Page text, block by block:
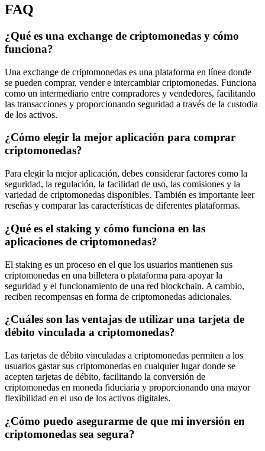
FAQ
¿Qué es una exchange de criptomonedas y cómo
funciona?
Una exchange de criptomonedas es una plataforma en línea donde
se pueden comprar, vender e intercambiar criptomonedas. Funciona
como un intermediario entre compradores y vendedores, facilitando
las transacciones y proporcionando seguridad a través de la custodia
de los activos.
¿Cómo elegir la mejor aplicación para comprar
criptomonedas?
Para elegir la mejor aplicación, debes considerar factores como la
seguridad, la regulación, la facilidad de uso, las comisiones y la
variedad de criptomonedas disponibles. También es importante leer
reseñas y comparar las características de diferentes plataformas.
¿Qué es el staking y cómo funciona en las
aplicaciones de criptomonedas?
El staking es un proceso en el que los usuarios mantienen sus
criptomonedas en una billetera o plataforma para apoyar la
seguridad y el funcionamiento de una red blockchain. A cambio,
reciben recompensas en forma de criptomonedas adicionales.
¿Cuáles son las ventajas de utilizar una tarjeta de
débito vinculada a criptomonedas?
Las tarjetas de débito vinculadas a criptomonedas permiten a los
usuarios gastar sus criptomonedas en cualquier lugar donde se
acepten tarjetas de débito, facilitando la conversión de
criptomonedas en moneda fiduciaria y proporcionando una mayor
flexibilidad en el uso de los activos digitales.
¿Cómo puedo asegurarme de que mi inversión en
criptomonedas sea segura?